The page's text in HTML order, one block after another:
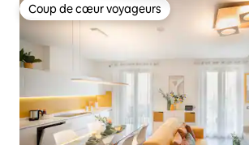
Coup de cœur voyageurs
Coup de cœur voyageurs